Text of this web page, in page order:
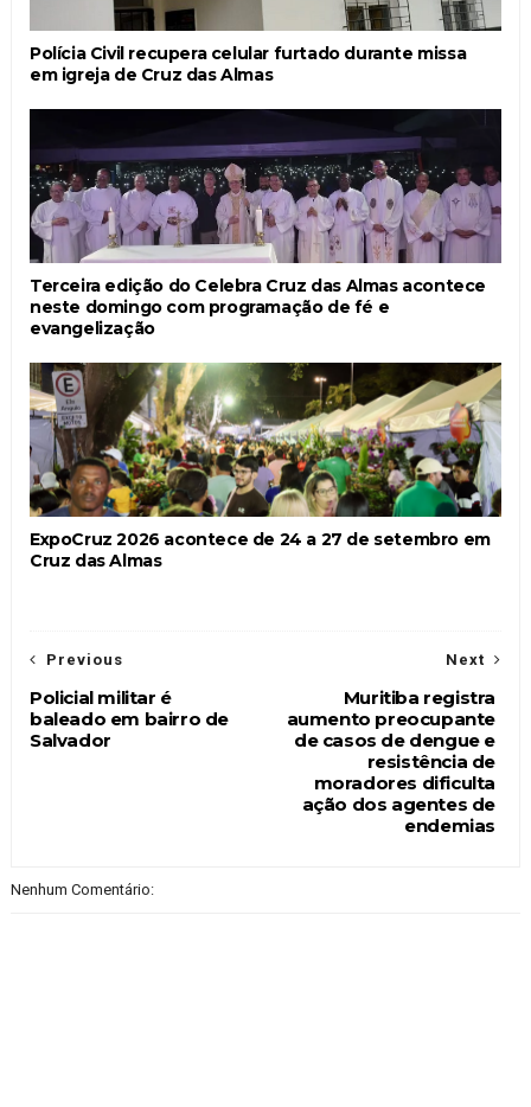
Polícia Civil recupera celular furtado durante missa
em igreja de Cruz das Almas
Terceira edição do Celebra Cruz das Almas acontece
neste domingo com programação de fé e
evangelização
ExpoCruz 2026 acontece de 24 a 27 de setembro em
Cruz das Almas
Next
Muritiba registra
aumento preocupante
de casos de dengue e
resistência de
moradores dificulta
ação dos agentes de
endemias
Previous
Policial militar é
baleado em bairro de
Salvador
Nenhum Comentário: